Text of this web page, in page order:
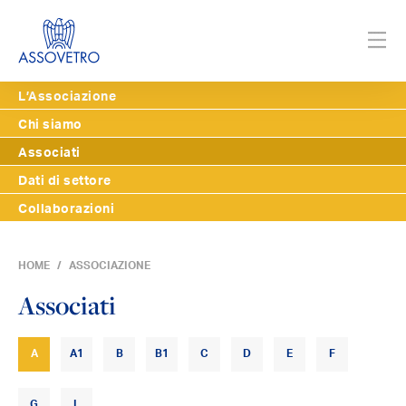
L’Associazione
Chi siamo
Associati
Dati di settore
Collaborazioni
HOME ASSOCIAZIONE
Associati
A A1 B B1 C D E F